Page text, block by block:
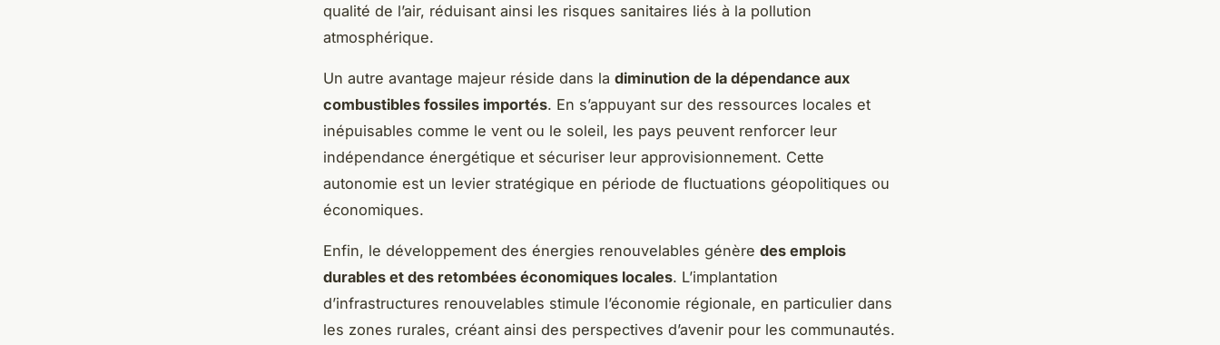
qualité de l’air, réduisant ainsi les risques sanitaires liés à la pollution
atmosphérique.
Un autre avantage majeur réside dans la diminution de la dépendance aux
combustibles fossiles importés. En s’appuyant sur des ressources locales et
inépuisables comme le vent ou le soleil, les pays peuvent renforcer leur
indépendance énergétique et sécuriser leur approvisionnement. Cette
autonomie est un levier stratégique en période de fluctuations géopolitiques ou
économiques.
Enfin, le développement des énergies renouvelables génère des emplois
durables et des retombées économiques locales. L’implantation
d’infrastructures renouvelables stimule l’économie régionale, en particulier dans
les zones rurales, créant ainsi des perspectives d’avenir pour les communautés.